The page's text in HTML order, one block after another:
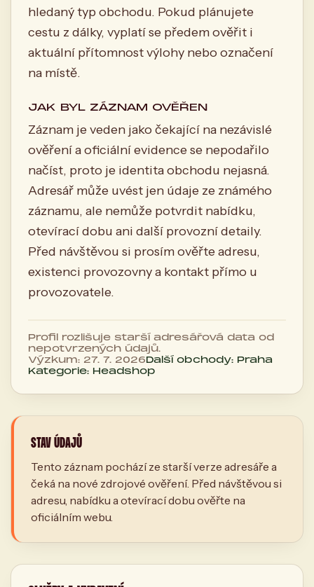
hledaný typ obchodu. Pokud plánujete
cestu z dálky, vyplatí se předem ověřit i
aktuální přítomnost výlohy nebo označení
na místě.
JAK BYL ZÁZNAM OVĚŘEN
Záznam je veden jako čekající na nezávislé
ověření a oficiální evidence se nepodařilo
načíst, proto je identita obchodu nejasná.
Adresář může uvést jen údaje ze známého
záznamu, ale nemůže potvrdit nabídku,
otevírací dobu ani další provozní detaily.
Před návštěvou si prosím ověřte adresu,
existenci provozovny a kontakt přímo u
provozovatele.
Profil rozlišuje starší adresářová data od
nepotvrzených údajů.
Výzkum: 27. 7. 2026Další obchody: Praha
Kategorie: Headshop
STAV ÚDAJŮ
Tento záznam pochází ze starší verze adresáře a
čeká na nové zdrojové ověření. Před návštěvou si
adresu, nabídku a otevírací dobu ověřte na
oficiálním webu.